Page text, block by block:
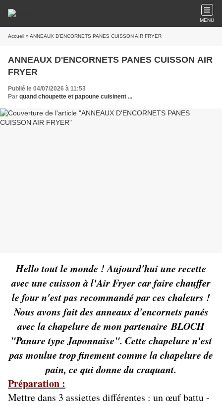
MENU
Accueil » ANNEAUX D'ENCORNETS PANES CUISSON AIR FRYER
ANNEAUX D'ENCORNETS PANES CUISSON AIR
FRYER
Publié le 04/07/2026 à 11:53
Par quand choupette et papoune cuisinent ...
Hello tout le monde ! Aujourd'hui une recette
avec une cuisson à l'Air Fryer car faire chauffer
le four n'est pas recommandé par ces chaleurs !
Nous avons fait des anneaux d'encornets panés
avec la chapelure de mon partenaireBLOCH
"Panure type Japonnaise". Cette chapelure n'est
pas moulue trop finement comme la chapelure de
pain, ce qui donne du craquant.
Préparation :
Mettre dans 3 assiettes différentes : un œuf battu -